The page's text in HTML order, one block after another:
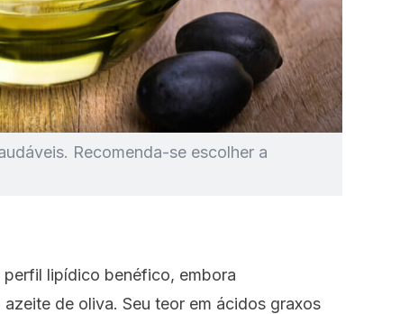
Recomenda-se escolher a
lipídico benéfico, embora
de oliva. Seu teor em ácidos graxos